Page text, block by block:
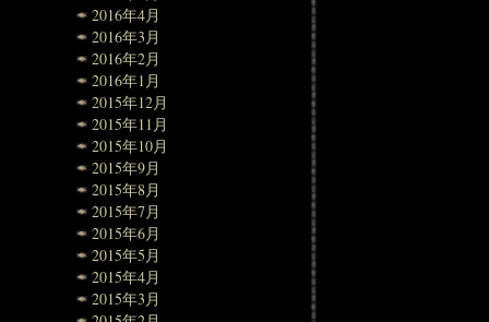
2016年4月
2016年3月
2016年2月
2016年1月
2015年12月
2015年11月
2015年10月
2015年9月
2015年8月
2015年7月
2015年6月
2015年5月
2015年4月
2015年3月